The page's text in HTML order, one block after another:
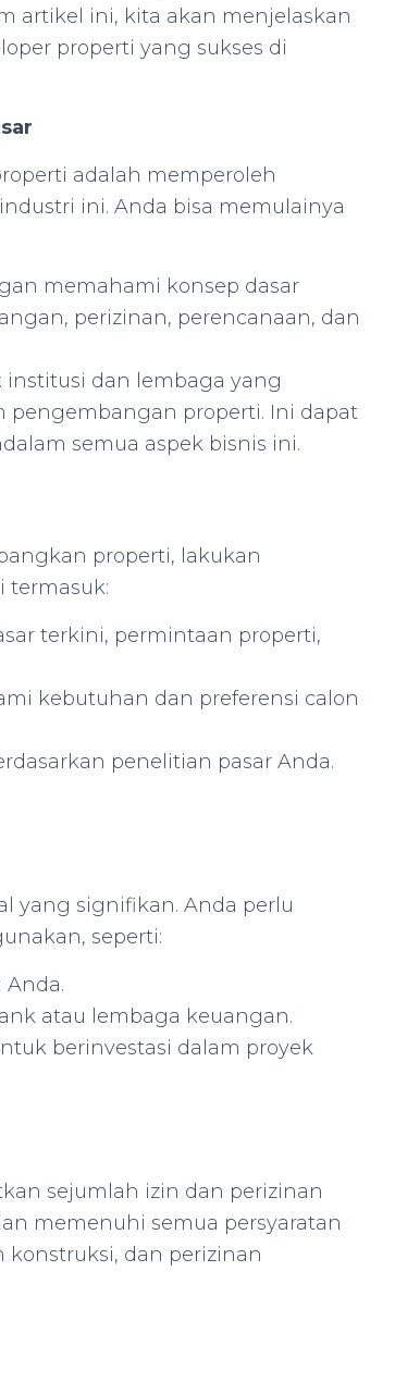
artikel ini, kita akan menjelaskan
properti yang sukses di
adalah memperoleh
ini. Anda bisa memulainya
memahami konsep dasar
perizinan, perencanaan, dan
institusi dan lembaga yang
pengembangan properti. Ini dapat
semua aspek bisnis ini.
properti, lakukan
termasuk:
terkini, permintaan properti,
kebutuhan dan preferensi calon
penelitian pasar Anda.
yang signifikan. Anda perlu
seperti:
Anda.
atau lembaga keuangan.
berinvestasi dalam proyek
sejumlah izin dan perizinan
memenuhi semua persyaratan
konstruksi, dan perizinan